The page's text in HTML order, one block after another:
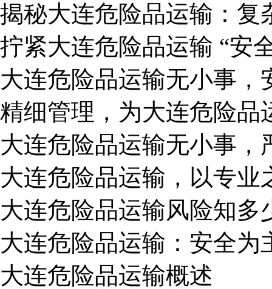
揭秘大连危险品运输：复
拧紧大连危险品运输 “安
大连危险品运输无小事，
精细管理，为大连危险品
大连危险品运输无小事，
大连危险品运输，以专业
大连危险品运输风险知多
大连危险品运输：安全为
大连危险品运输概述